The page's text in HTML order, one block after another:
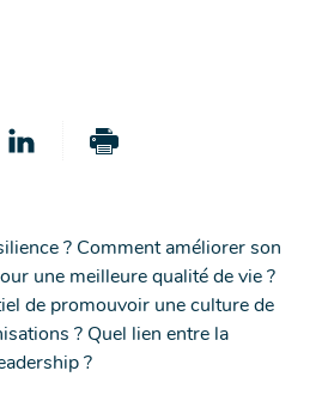
-
NOUVELLE
FENÊTRE
? Comment améliorer son
une meilleure qualité de vie ?
de promouvoir une culture de
? Quel lien entre la
?